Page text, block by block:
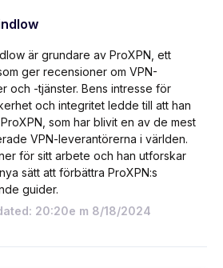
är grundare av ProXPN, ett
ger recensioner om VPN-
och -tjänster. Bens intresse för
och integritet ledde till att han
som har blivit en av de mest
VPN-leverantörerna i världen.
för sitt arbete och han utforskar
sätt att förbättra ProXPN:s
guider.
20:20e m 8/18/2024